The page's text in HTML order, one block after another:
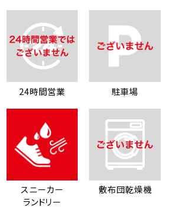
24時間営業 駐車場
スニーカー
ランドリー
敷布団乾燥機